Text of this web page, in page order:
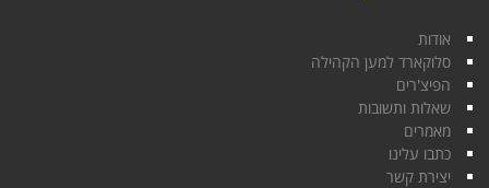
אודות
סלוקארד למען הקהילה
הפיצ'רים
שאלות ותשובות
מאמרים
כתבו עלינו
יצירת קשר